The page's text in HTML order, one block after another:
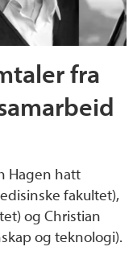
fra
Hagen hatt
fakultet),
og Christian
og teknologi).